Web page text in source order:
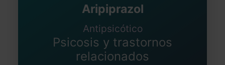
Aripiprazol
Antipsicótico
Psicosis y trastornos
relacionados